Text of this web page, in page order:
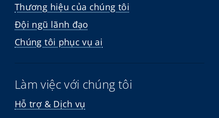
Thương hiệu của chúng tôi
Đội ngũ lãnh đạo
Chúng tôi phục vụ ai
Làm việc với chúng tôi
Hỗ trợ & Dịch vụ